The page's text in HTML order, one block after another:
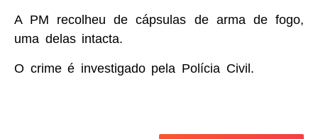
A PM recolheu de cápsulas de arma de fogo,
uma delas intacta.
O crime é investigado pela Polícia Civil.